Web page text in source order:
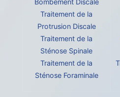
Traitement de la
Protrusion Discale
Traitement de la
Sténose Spinale
Traitement de la
Sténose Foraminale